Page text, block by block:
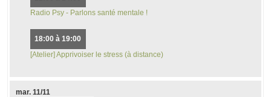
Radio Psy - Parlons santé mentale !
18:00 à 19:00
[Atelier] Apprivoiser le stress (à distance)
mar.11/11